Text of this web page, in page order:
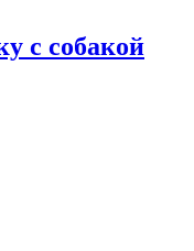
с собакой